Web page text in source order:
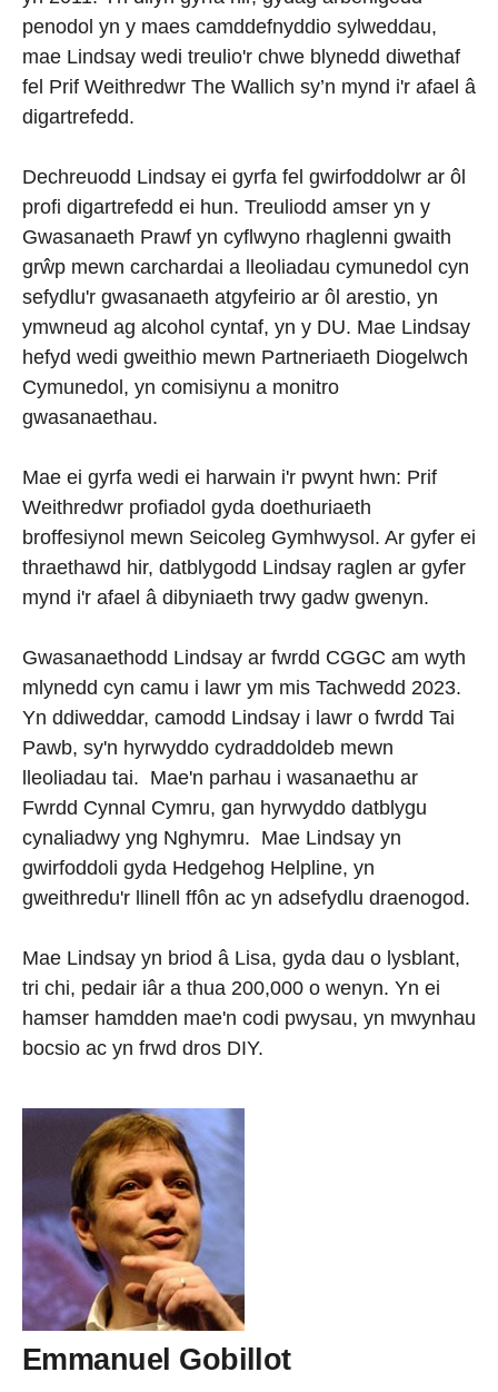
penodol yn y maes camddefnyddio sylweddau,
mae Lindsay wedi treulio'r chwe blynedd diwethaf
fel Prif Weithredwr The Wallich sy’n mynd i'r afael â
digartrefedd.
Dechreuodd Lindsay ei gyrfa fel gwirfoddolwr ar ôl
profi digartrefedd ei hun. Treuliodd amser yn y
Gwasanaeth Prawf yn cyflwyno rhaglenni gwaith
grŵp mewn carchardai a lleoliadau cymunedol cyn
sefydlu'r gwasanaeth atgyfeirio ar ôl arestio, yn
ymwneud ag alcohol cyntaf, yn y DU. Mae Lindsay
hefyd wedi gweithio mewn Partneriaeth Diogelwch
Cymunedol, yn comisiynu a monitro
gwasanaethau.
Mae ei gyrfa wedi ei harwain i'r pwynt hwn: Prif
Weithredwr profiadol gyda doethuriaeth
broffesiynol mewn Seicoleg Gymhwysol. Ar gyfer ei
thraethawd hir, datblygodd Lindsay raglen ar gyfer
mynd i'r afael â dibyniaeth trwy gadw gwenyn.
Gwasanaethodd Lindsay ar fwrdd CGGC am wyth
mlynedd cyn camu i lawr ym mis Tachwedd 2023.
Yn ddiweddar, camodd Lindsay i lawr o fwrdd Tai
Pawb, sy'n hyrwyddo cydraddoldeb mewn
lleoliadau tai. Mae'n parhau i wasanaethu ar
Fwrdd Cynnal Cymru, gan hyrwyddo datblygu
cynaliadwy yng Nghymru. Mae Lindsay yn
gwirfoddoli gyda Hedgehog Helpline, yn
gweithredu'r llinell ffôn ac yn adsefydlu draenogod.
Mae Lindsay yn briod â Lisa, gyda dau o lysblant,
tri chi, pedair iâr a thua 200,000 o wenyn. Yn ei
hamser hamdden mae'n codi pwysau, yn mwynhau
bocsio ac yn frwd dros DIY.
Emmanuel Gobillot